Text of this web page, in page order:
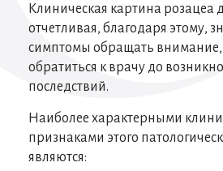
Клиническая картина розацеа
отчетливая, благодаря этому,
симптомы обращать внимание,
обратиться к врачу до
последствий.
Наиболее характерными
признаками этого
являются: